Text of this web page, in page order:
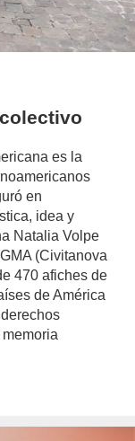
es la
en
idea y
Natalia Volpe
(Civitanova
470 afiches de
de América
author/lucas-